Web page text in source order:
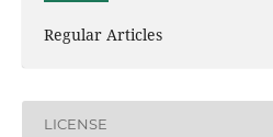
Regular Articles
LICENSE